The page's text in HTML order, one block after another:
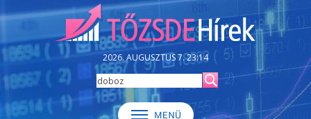
2026. AUGUSZTUS 7. 23:14